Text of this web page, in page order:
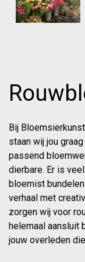
Bij
staan wij jou
passend
dierbare. Er is
bloemist
verhaal met
zorgen wij voor
helemaal aansluit
jouw overleden